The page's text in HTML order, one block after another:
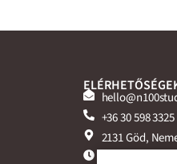
+36 30 598 3325
2131 Göd,